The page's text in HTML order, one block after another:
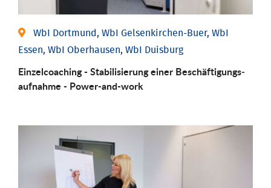
WbI Dortmund, WbI Gelsenkirchen-Buer, WbI
Essen, WbI Oberhausen, WbI Duisburg
Einzel­coaching - Stabili­sierung einer Be­schäftigungs­
aufnahme - Power-and-work